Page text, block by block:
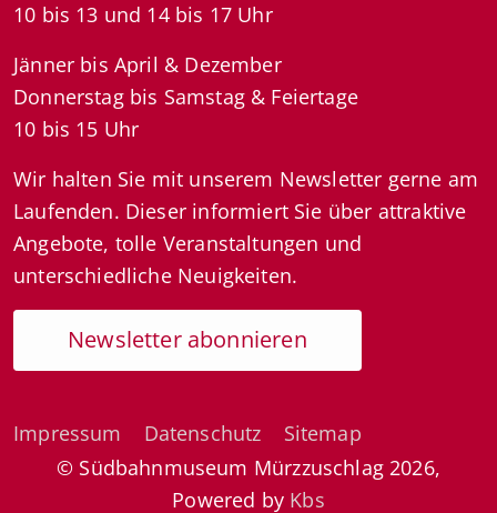
10 bis 13 und 14 bis 17 Uhr
Jänner bis April & Dezember
Donnerstag bis Samstag & Feiertage
10 bis 15 Uhr
Wir halten Sie mit unserem Newsletter gerne am
Laufenden. Dieser informiert Sie über attraktive
Angebote, tolle Veranstaltungen und
unterschiedliche Neuigkeiten.
Newsletter abonnieren
Impressum Datenschutz
Sitemap
© Südbahnmuseum Mürzzuschlag 2026,
Powered by Kbs